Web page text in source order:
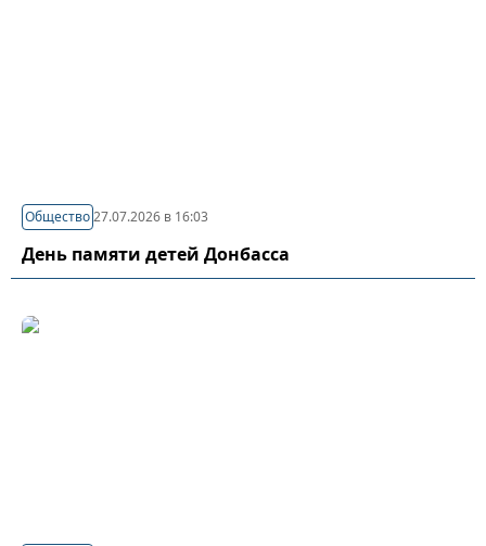
Общество27.07.2026 в 16:03
День памяти детей Донбасса